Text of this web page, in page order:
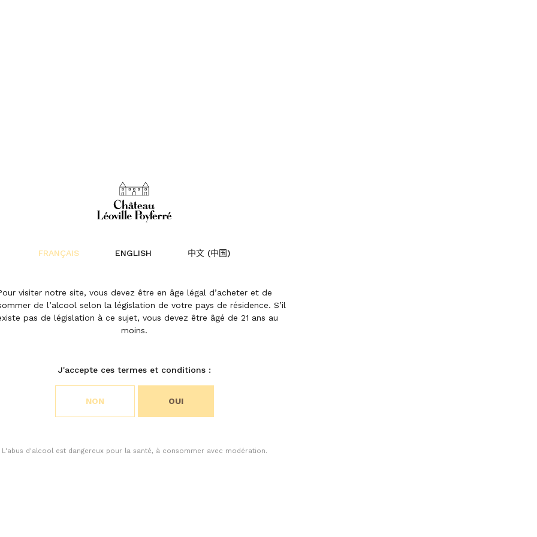
FRANÇAIS ENGLISH 中文 (中国)
visiter notre site, vous devez être en âge légal d’acheter et de
de l’alcool selon la législation de votre pays de résidence. S’il
pas de législation à ce sujet, vous devez être âgé de 21 ans au
moins.
J'accepte ces termes et conditions :
NON OUI
L'abus d'alcool est dangereux pour la santé, à consommer avec modération.